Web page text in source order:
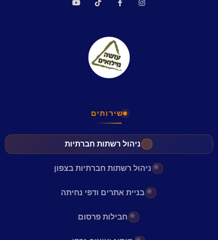
שירותים
ניהול רשתות חברתיות
ניהול רשתות חברתיות בצפון
בניית אתרים ודפי נחיתה
חבילות פרסום